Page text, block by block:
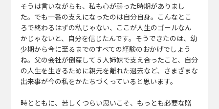
そうは言いながらも、私も心が弱った時期がありまし
た。でも一番の支えになったのは自分自身。こんなとこ
ろで終わるはずの私じゃない、ここが人生のゴールなん
かじゃないと、自分を信じたんです。そうできたのは、幼
少期から今に至るまでのすべての経験のおかげでしょう
ね。父の会社が倒産して５人姉妹で支え合ったこと、自分
の人生を生きるために親元を離れた過去など、さまざまな
出来事が今の私をかたちづくっていると思います。
時とともに、苦しくつらい思いこそ、もっとも必要な贈